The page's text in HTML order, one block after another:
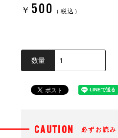
￥ 500 （税込）
数量
CAUTION 必ずお読